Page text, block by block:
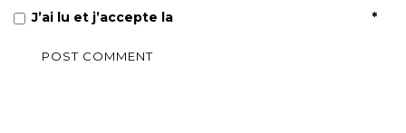
J’ai lu et j’accepte la *